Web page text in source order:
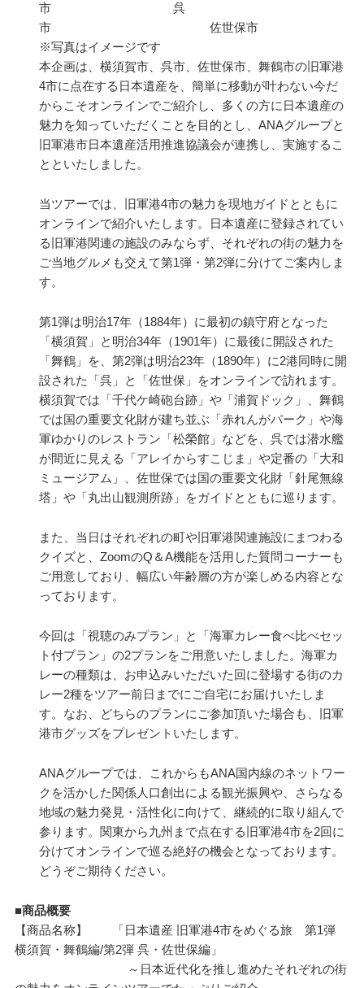
市 呉
市 佐世保市
※写真はイメージです
本企画は、横須賀市、呉市、佐世保市、舞鶴市の旧軍港
4市に点在する日本遺産を、簡単に移動が叶わない今だ
からこそオンラインでご紹介し、多くの方に日本遺産の
魅力を知っていただくことを目的とし、ANAグループと
旧軍港市日本遺産活用推進協議会が連携し、実施するこ
とといたしました。
当ツアーでは、旧軍港4市の魅力を現地ガイドとともに
オンラインで紹介いたします。日本遺産に登録されてい
る旧軍港関連の施設のみならず、それぞれの街の魅力を
ご当地グルメも交えて第1弾・第2弾に分けてご案内しま
す。
第1弾は明治17年（1884年）に最初の鎮守府となった
「横須賀」と明治​34​年（​1901年）に​最後に​開設された
「舞鶴」を、第2弾は明治23年（1890年）に2港同時に開
設された「呉」と「佐世保」をオンラインで訪れます。
横須賀では「千代ケ崎砲台跡」や「浦賀ドック」、舞鶴
では国の重要文化財が建ち並ぶ「赤れんがパーク」や海
軍ゆかりのレストラン「松榮館」などを、呉では潜水艦
が間近に見える「アレイからすこじま」や定番の「大和
ミュージアム」、佐世保では国の重要文化財「針尾無線
塔」や「丸出山観測所跡」をガイドとともに巡ります。
また、当日はそれぞれの町や旧軍港関連施設にまつわる
クイズと、ZoomのQ＆A機能を活用した質問コーナーも
ご用意しており、幅広い年齢層の方が楽しめる内容とな
っております。
今回は「視聴のみプラン」と「海軍カレー食べ比べセッ
ト付プラン」の2プランをご用意いたしました。海軍カ
レーの種類は、お申込みいただいた回に登場する街のカ
レー2種をツアー前日までにご自宅にお届けいたしま
す。なお、どちらのプランにご参加頂いた場合も、旧軍
港市グッズをプレゼントいたします。
ANAグループでは、これからもANA国内線のネットワー
クを活かした関係人口創出による観光振興や、さらなる
地域の魅力発見・活性化に向けて、継続的に取り組んで
参ります。関東から九州まで点在する旧軍港4市を2回に
分けてオンラインで巡る絶好の機会となっております。
どうぞご期待ください。
■商品概要
【商品名称】 「日本遺産 旧軍港4市をめぐる旅 第1弾
横須賀・舞鶴編/第2弾 呉・佐世保編」
～日本近代化を推し進めたそれぞれの街